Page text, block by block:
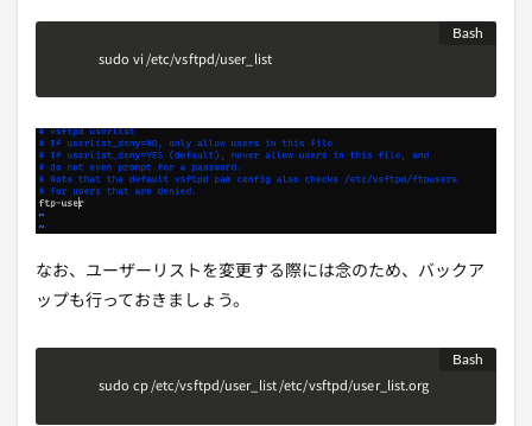
sudo vi /etc/vsftpd/user_list
なお、ユーザーリストを変更する際には念のため、バックア
ップも行っておきましょう。
sudo cp /etc/vsftpd/user_list /etc/vsftpd/user_list.org